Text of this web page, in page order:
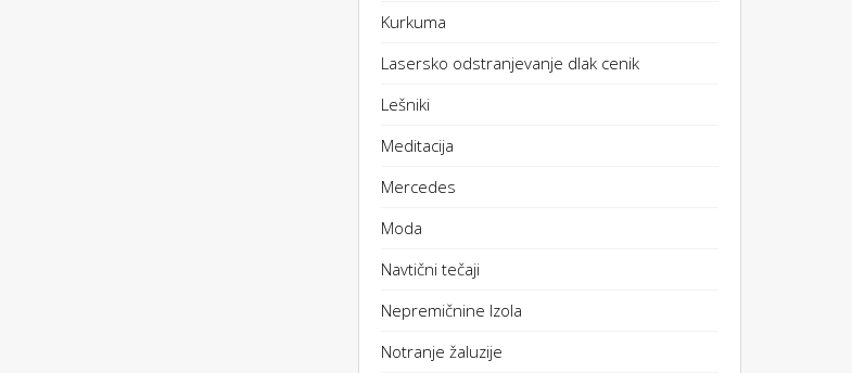
Kurkuma
Lasersko odstranjevanje dlak cenik
Lešniki
Meditacija
Mercedes
Moda
Navtični tečaji
Nepremičnine Izola
Notranje žaluzije